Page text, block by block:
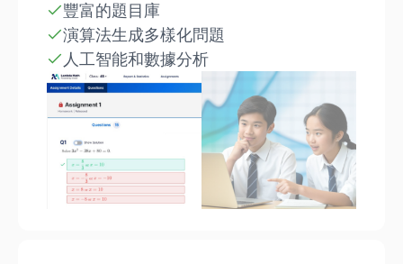
豐富的題目庫
演算法生成多樣化問題
人工智能和數據分析